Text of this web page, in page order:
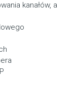
kanałów, a